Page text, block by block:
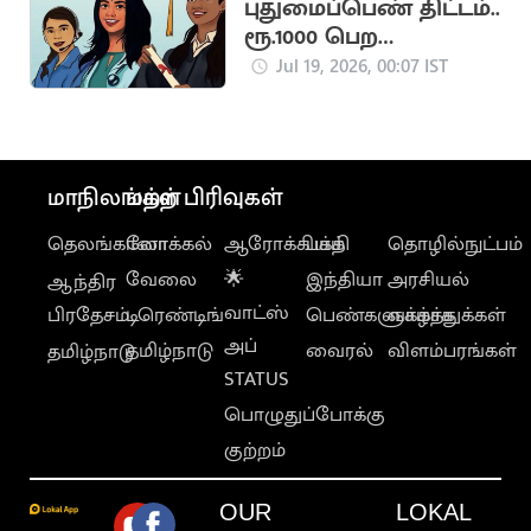
புதுமைப்பெண் திட்டம்..
ரூ.1000 பெற
மாணவிகள்
Jul 19, 2026, 00:07 IST
மாநிலங்கள்
தெலங்கானா
ஆந்திர
பிரதேசம்
தமிழ்நாடு
மற்ற பிரிவுகள்
லோக்கல்
வேலை
டிரெண்டிங்
தமிழ்நாடு
ஆரோக்கியம்
🌟
வாட்ஸ்
அப்
STATUS
பொழுதுப்போக்கு
குற்றம்
பக்தி
இந்தியா
பெண்களுக்காக
வைரல்
தொழில்நுட்பம்
அரசியல்
வாழ்த்துக்கள்
விளம்பரங்கள்
OUR LOKAL